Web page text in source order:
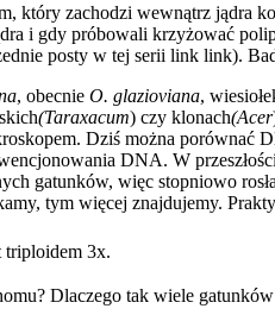
który zachodzi wewnątrz jądra
i gdy próbowali krzyżować
posty w tej serii link link).
, obecnie O. glazioviana,
(Taraxacum) czy klonach(Acer
Dziś można
DNA. W
gatunków, więc stopniowo
tym więcej znajdujemy.
triploidem 3x.
Dlaczego tak wiele